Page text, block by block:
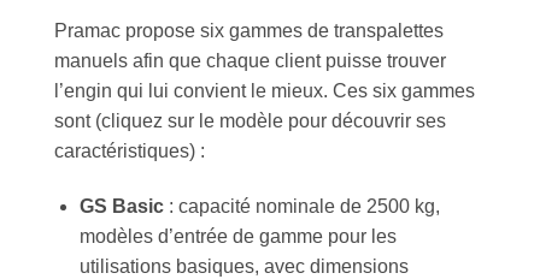
Pramac propose six gammes de transpalettes
manuels afin que chaque client puisse trouver
l’engin qui lui convient le mieux. Ces six gammes
sont (cliquez sur le modèle pour découvrir ses
caractéristiques) :
GS Basic: capacité nominale de 2500 kg,
modèles d’entrée de gamme pour les
utilisations basiques, avec dimensions